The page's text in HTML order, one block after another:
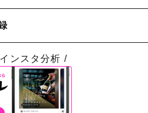
ンスタ分析 /